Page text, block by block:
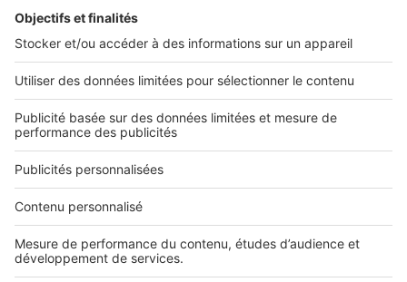
Image
Carnet d’information du logement
neuf : la garantie transparence
pour les acquéreurs
SeLoger neuf c'est aussi...